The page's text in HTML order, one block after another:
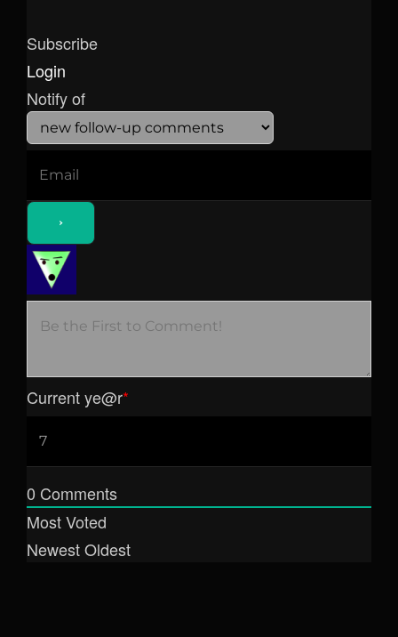
Subscribe
Login
Notify of
Current ye@r*
0 Comments
Most Voted
NewestOldest